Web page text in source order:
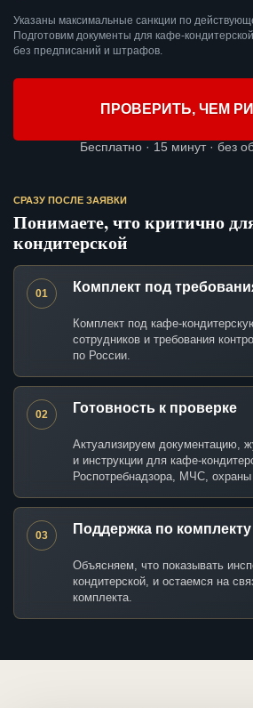
Указаны максимальные санкции по
Подготовим документы для кафе-
без предписаний и штрафов.
ПРОВЕРИТЬ, ЧЕМ
Бесплатно · 15 минут · без
СРАЗУ ПОСЛЕ ЗАЯВКИ
Понимаете, что критично
кондитерской
01 Комплект под
Комплект под кафе-
сотрудников и требования
по России.
02 Готовность к проверке
Актуализируем документацию,
и инструкции для кафе-
Роспотребнадзора, МЧС, охраны
03 Поддержка по комплекту
Объясняем, что показывать
кондитерской, и остаемся на
комплекта.